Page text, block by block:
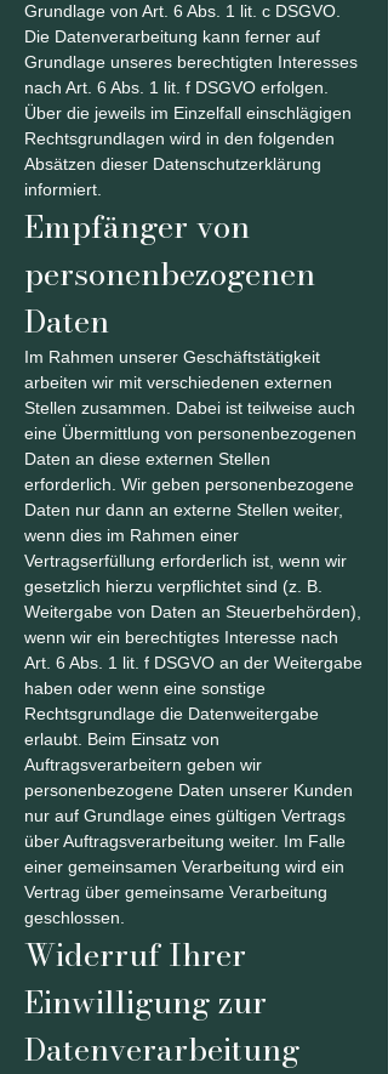
Grundlage von Art. 6 Abs. 1 lit. c DSGVO.
Die Datenverarbeitung kann ferner auf
Grundlage unseres berechtigten Interesses
nach Art. 6 Abs. 1 lit. f DSGVO erfolgen.
Über die jeweils im Einzelfall einschlägigen
Rechtsgrundlagen wird in den folgenden
Absätzen dieser Datenschutzerklärung
informiert.
Empfänger von
personenbezogenen
Daten
Im Rahmen unserer Geschäftstätigkeit
arbeiten wir mit verschiedenen externen
Stellen zusammen. Dabei ist teilweise auch
eine Übermittlung von personenbezogenen
Daten an diese externen Stellen
erforderlich. Wir geben personenbezogene
Daten nur dann an externe Stellen weiter,
wenn dies im Rahmen einer
Vertragserfüllung erforderlich ist, wenn wir
gesetzlich hierzu verpflichtet sind (z. B.
Weitergabe von Daten an Steuerbehörden),
wenn wir ein berechtigtes Interesse nach
Art. 6 Abs. 1 lit. f DSGVO an der Weitergabe
haben oder wenn eine sonstige
Rechtsgrundlage die Datenweitergabe
erlaubt. Beim Einsatz von
Auftragsverarbeitern geben wir
personenbezogene Daten unserer Kunden
nur auf Grundlage eines gültigen Vertrags
über Auftragsverarbeitung weiter. Im Falle
einer gemeinsamen Verarbeitung wird ein
Vertrag über gemeinsame Verarbeitung
geschlossen.
Widerruf Ihrer
Einwilligung zur
Datenverarbeitung